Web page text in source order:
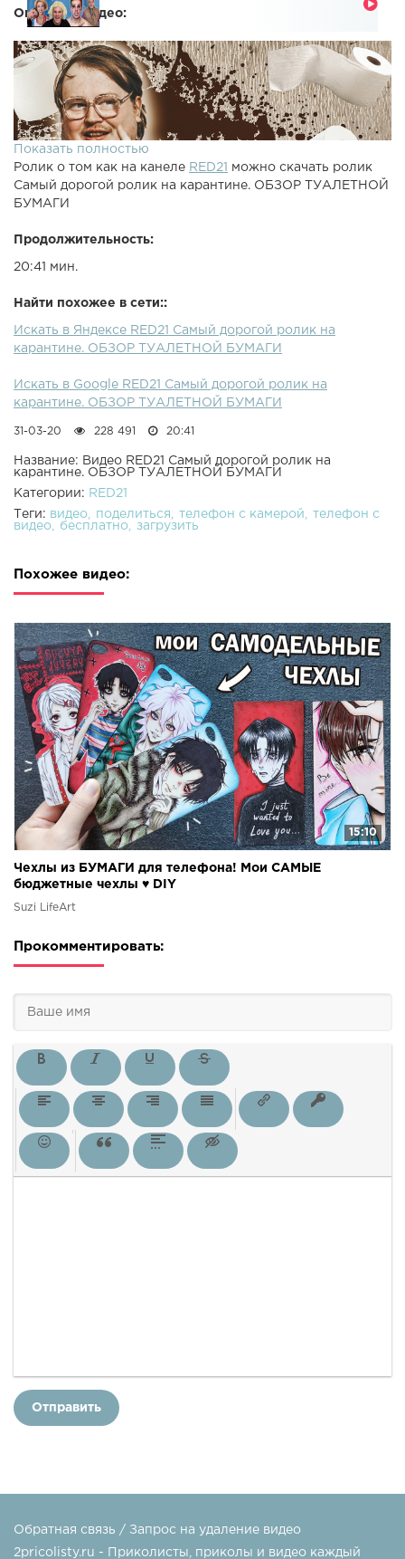
Описание видео:
Показать полностью
Ролик о том как на канеле RED21
можно скачать ролик
Самый дорогой ролик на карантине. ОБЗОР ТУАЛЕТНОЙ
БУМАГИ
Продолжительность:
20:41 мин.
Найти похожее в сети::
Искать в Яндексе RED21 Самый дорогой ролик на
карантине. ОБЗОР ТУАЛЕТНОЙ БУМАГИ
Искать в Google RED21 Самый дорогой ролик на
карантине. ОБЗОР ТУАЛЕТНОЙ БУМАГИ
31-03-20 228 491 20:41
Название: Видео RED21 Самый дорогой ролик на
карантине. ОБЗОР ТУАЛЕТНОЙ БУМАГИ
Категории: RED21
Теги: видео поделиться телефон с камерой
телефон с
видео
бесплатно загрузить
Похожее видео:
15:10
Чехлы из БУМАГИ для телефона! Мои САМЫЕ
бюджетные чехлы ♥ DIY
Suzi LifeArt
Прокомментировать:
Отправить
Обратная связь / Запрос на удаление видео
2pricolisty.ru - Приколисты, приколы и видео каждый